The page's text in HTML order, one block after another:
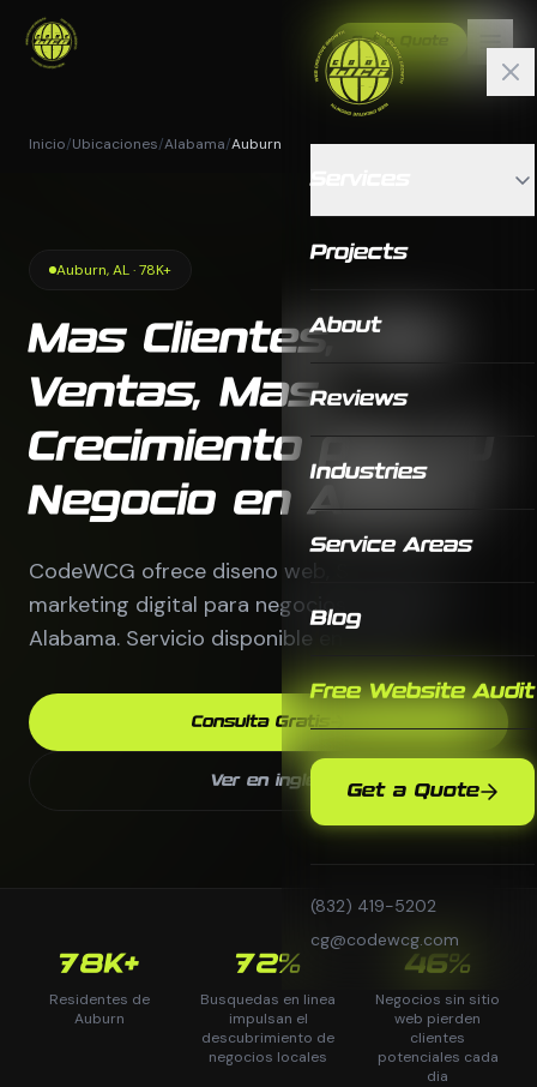
Get a Quote
Projects
About
Reviews
Industries
Service Areas
Blog
Free Website Audit
Get a Quote
(832) 419-5202
cg@codewcg.com
Inicio/Ubicaciones/Alabama/Auburn
Auburn, AL · 78K+
Mas Clientes, Mas
Ventas, Mas
Crecimiento para tu
Negocio en Auburn
CodeWCG ofrece diseno web, SEO local y
marketing digital para negocios en Auburn,
Alabama. Servicio disponible en espanol.
Consulta Gratis
Ver en ingles
78K+
Residentes de
Auburn
72%
Busquedas en linea
impulsan el
descubrimiento de
negocios locales
46%
Negocios sin sitio
web pierden
clientes
potenciales cada
dia